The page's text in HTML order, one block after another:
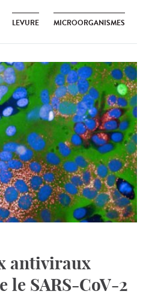
LEVURE MICROORGANISMES
antiviraux
le SARS-CoV-2